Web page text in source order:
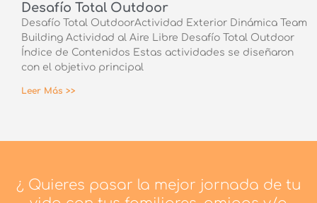
Desafío Total Outdoor
Desafío Total OutdoorActividad Exterior Dinámica Team
Building Actividad al Aire Libre Desafío Total Outdoor
Índice de Contenidos Estas actividades se diseñaron
con el objetivo principal
Leer Más >>
¿ Quieres pasar la mejor jornada de tu